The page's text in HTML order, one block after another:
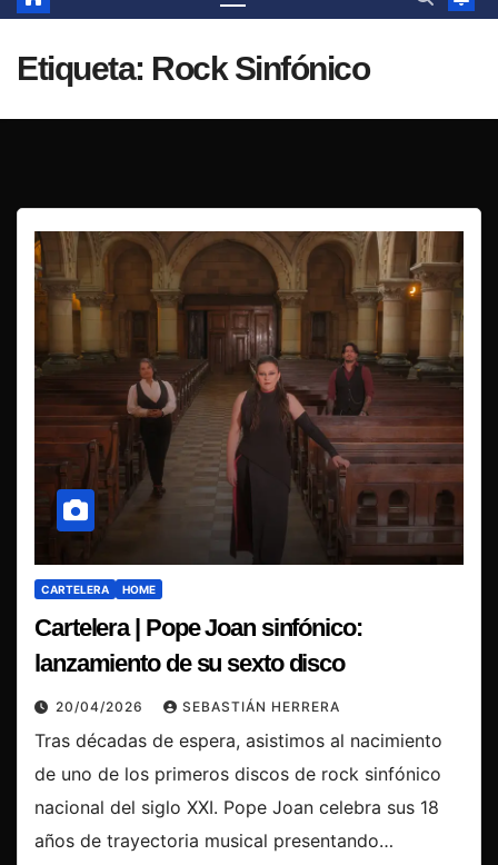
Etiqueta: Rock Sinfónico
CARTELERA HOME
Cartelera | Pope Joan sinfónico:
lanzamiento de su sexto disco
20/04/2026 SEBASTIÁN HERRERA
Tras décadas de espera, asistimos al nacimiento
de uno de los primeros discos de rock sinfónico
nacional del siglo XXI. Pope Joan celebra sus 18
años de trayectoria musical presentando…